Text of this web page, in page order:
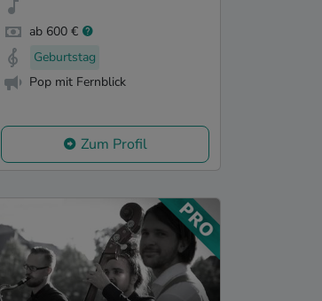
ab 600 €
Geburtstag
Pop mit Fernblick
Zum Profil